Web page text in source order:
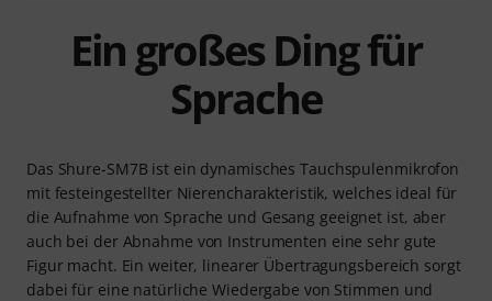
Ein großes Ding für
Sprache
Das Shure-SM7B ist ein dynamisches Tauchspulenmikrofon
mit festeingestellter Nierencharakteristik, welches ideal für
die Aufnahme von Sprache und Gesang geeignet ist, aber
auch bei der Abnahme von Instrumenten eine sehr gute
Figur macht. Ein weiter, linearer Übertragungsbereich sorgt
dabei für eine natürliche Wiedergabe von Stimmen und